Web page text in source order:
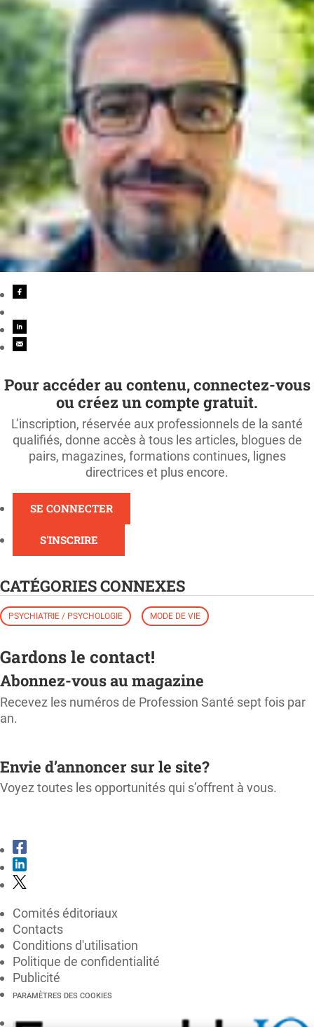
Pour accéder au contenu, connectez-vous
ou créez un compte gratuit.
L’inscription, réservée aux professionnels de la santé
qualifiés, donne accès à tous les articles, blogues de
pairs, magazines, formations continues, lignes
directrices et plus encore.
SE CONNECTER
S'INSCRIRE
CATÉGORIES CONNEXES
PSYCHIATRIE / PSYCHOLOGIE MODE DE VIE
Gardons le contact!
Abonnez-vous au magazine
Recevez les numéros de Profession Santé sept fois par
an.
Envie d’annoncer sur le site?
Voyez toutes les opportunités qui s’offrent à vous.
Comités éditoriaux
Contacts
Conditions d'utilisation
Politique de confidentialité
Publicité
PARAMÈTRES DES COOKIES